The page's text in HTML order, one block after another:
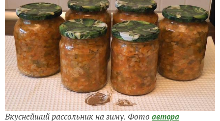
Вкуснейший рассольник на зиму. Фото автора